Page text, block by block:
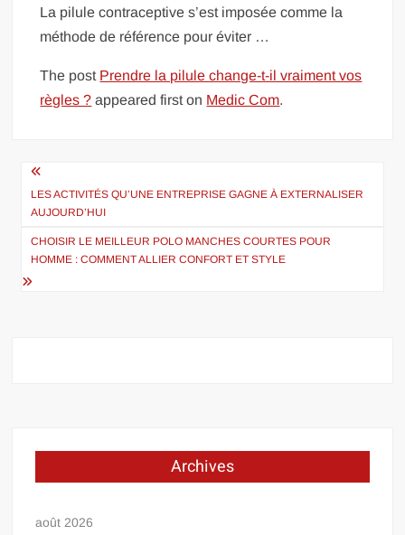
La pilule contraceptive s’est imposée comme la
méthode de référence pour éviter …
The post Prendre la pilule change-t-il vraiment vos
règles ? appeared first on Medic Com.
Navigation
de
l’article
LES ACTIVITÉS QU’UNE ENTREPRISE GAGNE À EXTERNALISER
AUJOURD’HUI
CHOISIR LE MEILLEUR POLO MANCHES COURTES POUR
HOMME : COMMENT ALLIER CONFORT ET STYLE
Archives
août 2026